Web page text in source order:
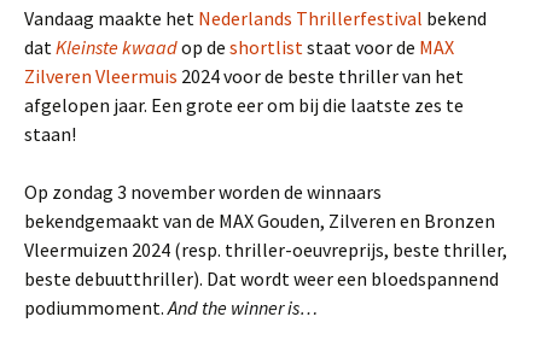
Vandaag maakte het Nederlands Thrillerfestival bekend
datKleinste kwaadop de shortliststaat voor de MAX
Zilveren Vleermuis 2024 voor de beste thriller van het
afgelopen jaar. Een grote eer om bij die laatste zes te
staan!
Op zondag 3 november worden de winnaars
bekendgemaakt van de MAX Gouden, Zilveren en Bronzen
Vleermuizen 2024 (resp. thriller-oeuvreprijs, beste thriller,
beste debuutthriller). Dat wordt weer een bloedspannend
podiummoment.And the winner is…